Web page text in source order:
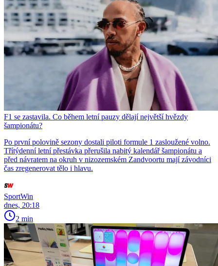
F1 se zastavila. Co během letní pauzy dělají největší hvězdy
šampionátu?
Po první polovině sezony dostali piloti formule 1 zasloužené volno.
Třítýdenní letní přestávka přerušila nabitý kalendář šampionátu a
před návratem na okruh v nizozemském Zandvoortu mají závodníci
čas zregenerovat tělo i hlavu.
SportWin
dnes, 20:18
2 min